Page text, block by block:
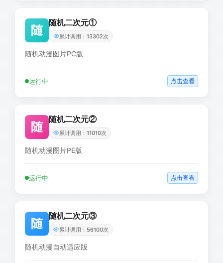
随
随机二次元①
累计调用：13302次
随机动漫图片PC版
运行中 点击查看
随
随机二次元②
累计调用：11010次
随机动漫图片PE版
运行中 点击查看
随
随机二次元③
累计调用：56100次
随机动漫自动适应版